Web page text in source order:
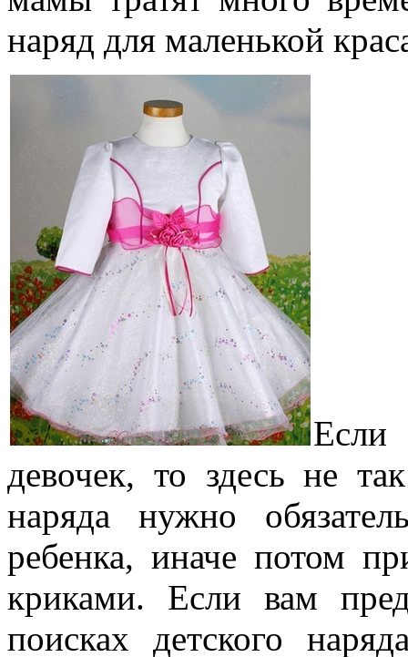
наряд для маленькой
Если
девочек, то здесь не
наряда нужно
ребенка, иначе потом
криками. Если вам
поисках детского